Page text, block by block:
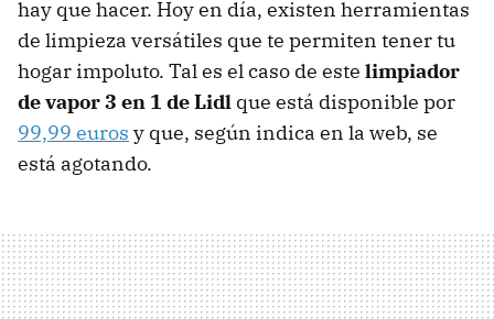
hay que hacer. Hoy en día, existen herramientas
de limpieza versátiles que te permiten tener tu
hogar impoluto. Tal es el caso de este limpiador
de vapor 3 en 1 de Lidl que está disponible por
99,99 euros y que, según indica en la web, se
está agotando.